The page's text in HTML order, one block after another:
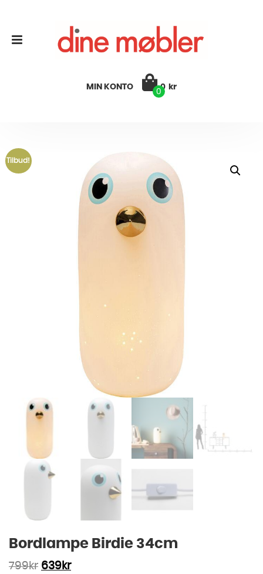
MIN KONTO
0
0 kr
Tilbud!
Bordlampe Birdie 34cm
799kr 639 kr